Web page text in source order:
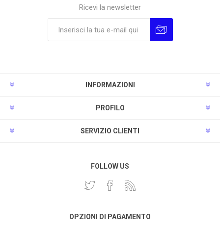
Ricevi la newsletter
INFORMAZIONI
PROFILO
SERVIZIO CLIENTI
FOLLOW US
OPZIONI DI PAGAMENTO